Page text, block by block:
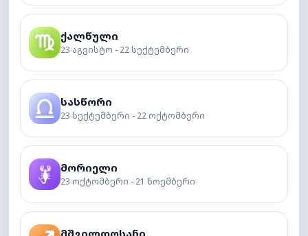
ქალწული
23 აგვისტო - 22 სექტემბერი
სასწორი
23 სექტემბერი - 22 ოქტომბერი
მორიელი
23 ოქტომბერი - 21 ნოემბერი
მშვილდოსანი